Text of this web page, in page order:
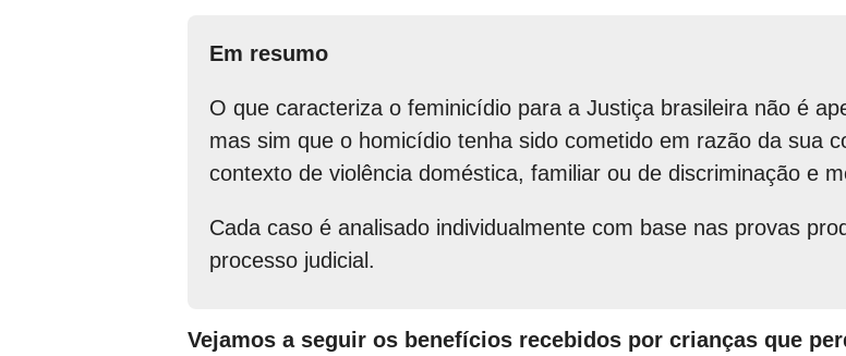
Em resumo
O que caracteriza o feminicídio para a Justiça brasileira não é
mas sim que o homicídio tenha sido cometido em razão da sua
contexto de violência doméstica, familiar ou de discriminação e
Cada caso é analisado individualmente com base nas provas
processo judicial.
Vejamos a seguir os benefícios recebidos por crianças que